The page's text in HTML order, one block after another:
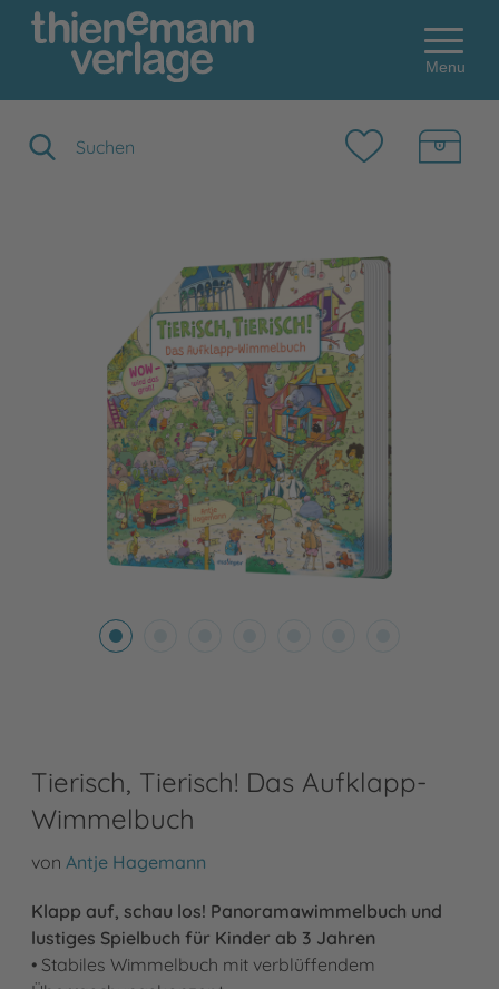
Menu
Tierisch, Tierisch! Das Aufklapp-
Wimmelbuch
von Antje Hagemann
Klapp auf, schau los! Panoramawimmelbuch und
lustiges Spielbuch für Kinder ab 3 Jahren
• Stabiles Wimmelbuch mit verblüffendem